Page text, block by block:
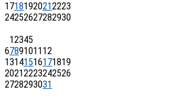
17181920212223
24252627282930
12345
6789101112
13141516171819
20212223242526
2728293031